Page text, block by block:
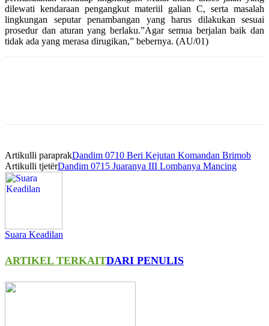
dilewati kendaraan pengangkut materiil galian C, serta masalah
lingkungan seputar penambangan yang harus dilakukan sesuai
prosedur dan aturan yang berlaku.”Agar semua berjalan baik dan
tidak ada yang merasa dirugikan,” bebernya. (AU/01)
Artikulli paraprakDandim 0710 Beri Kejutan Komandan Brimob
Artikulli tjetërDandim 0715 Juaranya III Lombanya Mancing
Suara Keadilan
ARTIKEL TERKAITDARI PENULIS